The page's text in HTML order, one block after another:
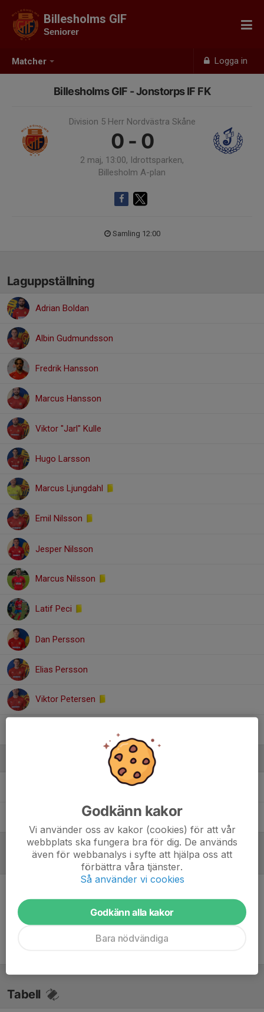
Matcher Logga in
Billesholms GIF
Seniorer
Billesholms GIF - Jonstorps IF FK
Division 5 Herr Nordvästra Skåne
0 - 0
2 maj, 13:00, Idrottsparken,
Billesholm A-plan
Samling 12:00
Laguppställning
Adrian Boldan
Albin Gudmundsson
Fredrik Hansson
Marcus Hansson
Viktor "Jarl" Kulle
Hugo Larsson
Marcus Ljungdahl
Emil Nilsson
Jesper Nilsson
Marcus Nilsson
Latif Peci
Dan Persson
Elias Persson
Viktor Petersen
Simon Hammar JohnssonTränare
Oskar RanuddAssisterande tränare
Referat
Inget referat skrivet
Tabell
Godkänn kakor
Vi använder oss av kakor (cookies) för att vår
webbplats ska fungera bra för dig. De används
även för webbanalys i syfte att hjälpa oss att
förbättra våra tjänster.
Så använder vi cookies
Godkänn alla kakor
Bara nödvändiga